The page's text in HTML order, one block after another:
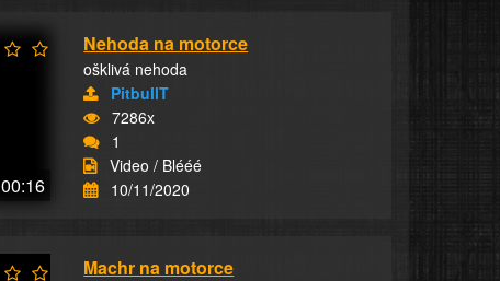
00:16
Nehoda na motorce
ošklivá nehoda
PitbullT
7286x
1
Video / Blééé
10/11/2020
Machr na motorce